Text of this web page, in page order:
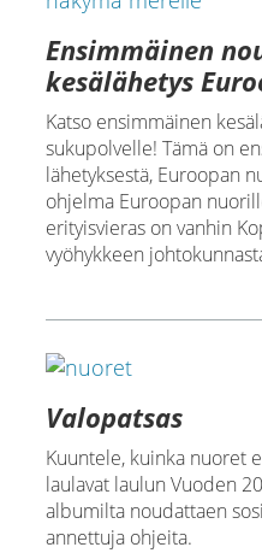
Ensimmäinen
kesälähetys
Katso ensimmäinen
sukupolvelle! Tämä on
lähetyksestä, Euroopan
ohjelma Euroopan
erityisvieras on vanhin
vyöhykkeen
Valopatsas
Kuuntele, kuinka nuoret
laulavat laulun Vuoden
albumilta noudattaen
annettuja ohjeita.